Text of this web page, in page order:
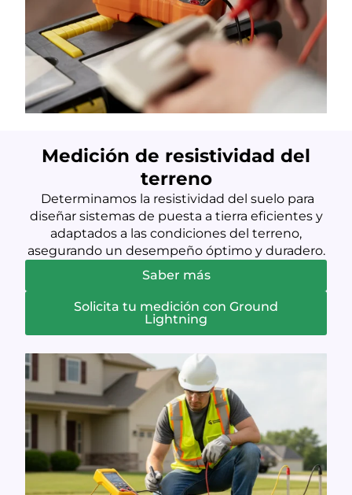
Medición de resistividad del
terreno
Determinamos la resistividad del suelo para
diseñar sistemas de puesta a tierra eficientes y
adaptados a las condiciones del terreno,
asegurando un desempeño óptimo y duradero.
Saber más
Solicita tu medición con Ground
Lightning